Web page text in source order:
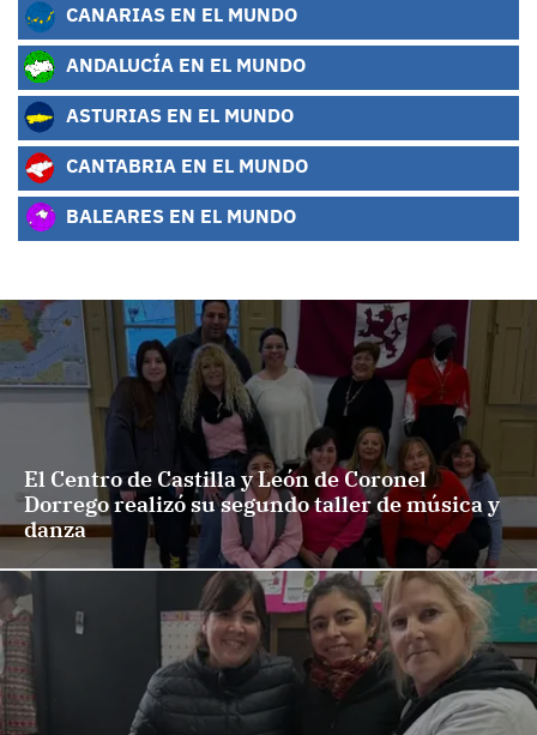
CANARIAS EN EL MUNDO
ANDALUCÍA EN EL MUNDO
ASTURIAS EN EL MUNDO
CANTABRIA EN EL MUNDO
BALEARES EN EL MUNDO
El Centro de Castilla y León de Coronel
Dorrego realizó su segundo taller de música y
danza